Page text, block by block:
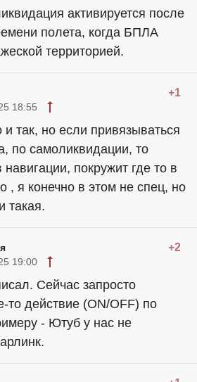
активируется после
полета, когда БПЛА
территорией.
+1
18:55
так, но если привязываться
по самоликвидации, то
покружит где то в
, я конечно в этом не спец, но
такая.
+2
19:00
Сейчас запросто
то действие (ON/OFF) по
- Ютуб у нас не